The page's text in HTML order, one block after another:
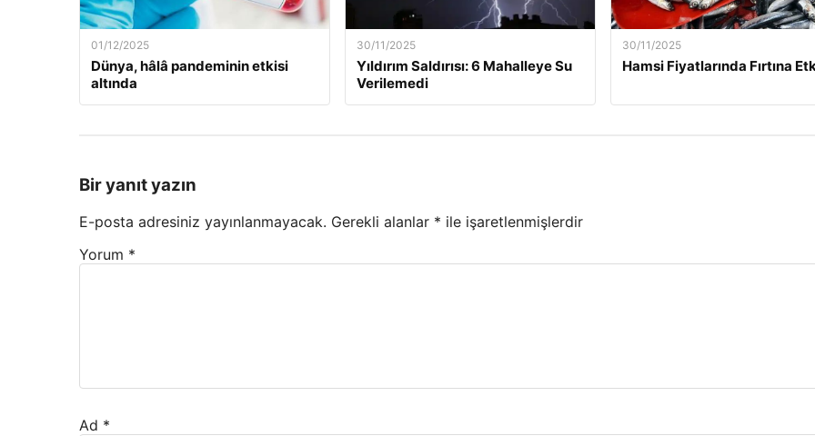
01/12/2025
Dünya, hâlâ pandeminin etkisi
altında
30/11/2025
Yıldırım Saldırısı: 6 Mahalleye Su
Verilemedi
30/11/2025
Hamsi Fiyatlarında Fırtına
Bir yanıt yazın
E-posta adresiniz yayınlanmayacak. Gerekli alanlar * ile işaretlenmişlerdir
Yorum *
Ad *